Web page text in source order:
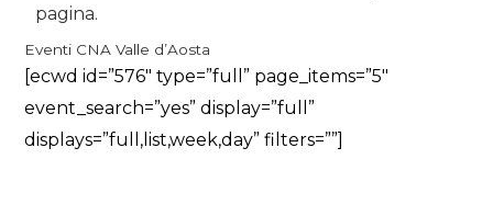
Eventi CNA Valle d’Aosta
[ecwd id=”576″ type=”full” page_items=”5″
event_search=”yes” display=”full”
displays=”full,list,week,day” filters=””]
pagina.